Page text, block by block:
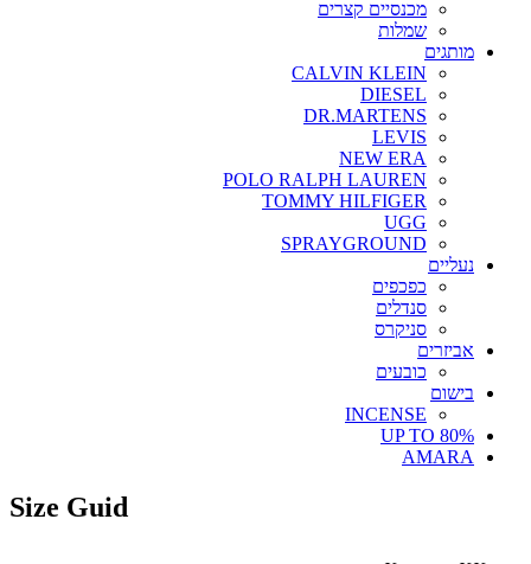
מכנסיים קצרים
שמלות
מותגים
CALVIN KLEIN
DIESEL
DR.MARTENS
LEVIS
NEW ERA
POLO RALPH LAUREN
TOMMY HILFIGER
UGG
SPRAYGROUND
נעליים
כפכפים
סנדלים
סניקרס
אביזרים
כובעים
בישום
INCENSE
UP TO 80%
AMARA
Size Guid